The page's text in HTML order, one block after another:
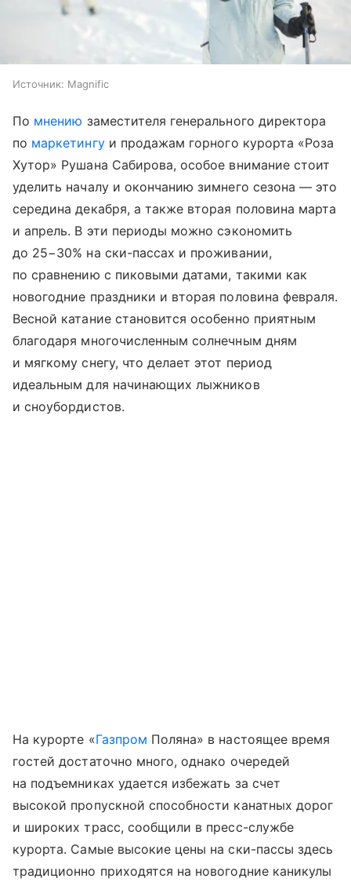
Источник: Magnific
По мнению заместителя генерального директора
по маркетингуи продажам горного курорта «Роза
Хутор» Рушана Сабирова, особое внимание стоит
уделить началу и окончанию зимнего сезона — это
середина декабря, а также вторая половина марта
и апрель. В эти периоды можно сэкономить
до 25−30% на ски-пассах и проживании,
по сравнению с пиковыми датами, такими как
новогодние праздники и вторая половина февраля.
Весной катание становится особенно приятным
благодаря многочисленным солнечным дням
и мягкому снегу, что делает этот период
идеальным для начинающих лыжников
и сноубордистов.
На курорте «Газпром Поляна» в настоящее время
гостей достаточно много, однако очередей
на подъемниках удается избежать за счет
высокой пропускной способности канатных дорог
и широких трасс, сообщили в пресс-службе
курорта. Самые высокие цены на ски-пассы здесь
традиционно приходятся на новогодние каникулы